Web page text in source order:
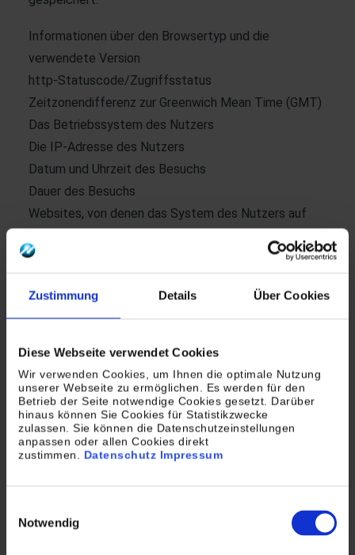
Zustimmung Details Über Cookies
Diese Webseite verwendet Cookies
Wir verwenden Cookies, um Ihnen die optimale Nutzung
unserer Webseite zu ermöglichen. Es werden für den
Betrieb der Seite notwendige Cookies gesetzt. Darüber
hinaus können Sie Cookies für Statistikzwecke
zulassen. Sie können die Datenschutzeinstellungen
anpassen oder allen Cookies direkt
zustimmen. Datenschutz Impressum
Notwendig
Informationen über den Browsertyp und die
verwendete Version
http-Statuscode/Zugriffsstatus
Zeitzonendifferenz zur Greenwich Mean Time (GMT)
Das Betriebssystem des Nutzers
Die IP-Adresse des Nutzers
Datum und Uhrzeit des Besuchs
Dauer des Besuchs
Websites, von denen das System des Nutzers auf
Service-Provider des Nutzers
Internetauftritt aufgerufen werden
Gerätetyp und Gerätemarke
Sobald Sie die Sitzung beenden, werden die Daten
gelöscht. Bei einer darüberhinausgehenden
Speicherung werden die Datensätze anonymisiert
und zu Optimierungszwecken ausgewertet. Die
Erhebung und Speicherung der Daten sind zur
somit nicht angeboten werden.